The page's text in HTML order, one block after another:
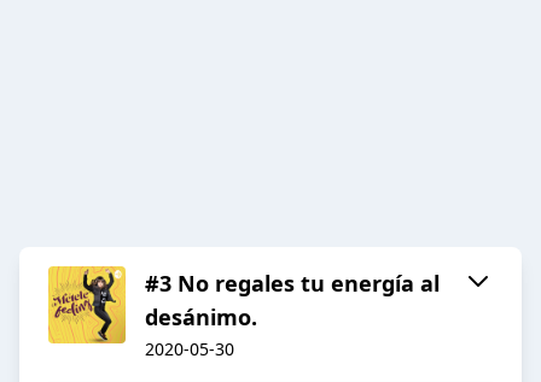
#3 No regales tu energía al
desánimo.
2020-05-30